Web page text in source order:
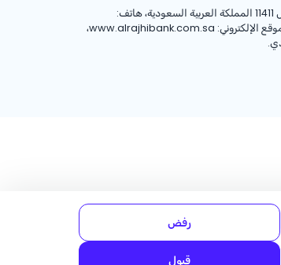
، 8001244455 العنوان الوطني: شركة الراجحي المصرفية للاستثمار، 8467 طريق الملك فهد – حي المروج، وحدة رقم (1)، الرياض 12263 – 2743، الموقع الإلكتروني: www.alrajhibank.com.sa،
رفض
قبول